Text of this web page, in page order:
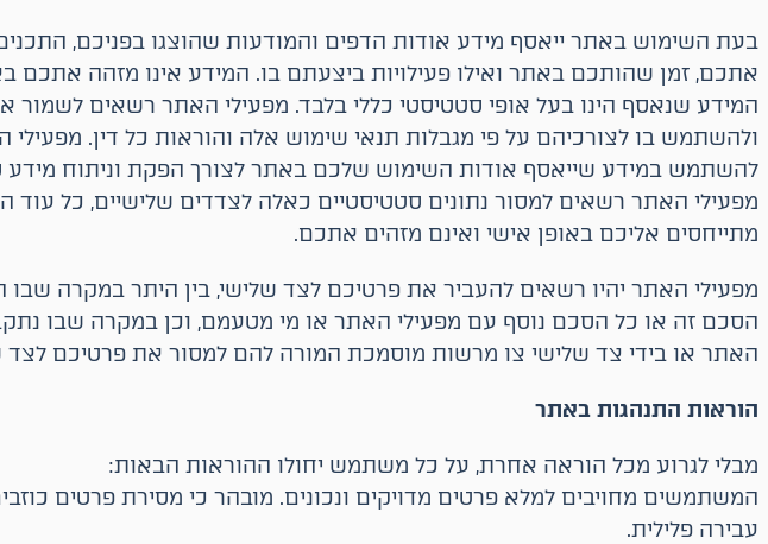
בעת השימוש באתר ייאסף מידע אודות הדפים והמודעות שהוצגו בפניכם, התכנים
אתכם, זמן שהותכם באתר ואילו פעילויות ביצעתם בו. המידע אינו מזהה אתכם
המידע שנאסף הינו בעל אופי סטטיסטי כללי בלבד. מפעילי האתר רשאים לשמור
ולהשתמש בו לצורכיהם על פי מגבלות תנאי שימוש אלה והוראות כל דין.
להשתמש במידע שייאסף אודות השימוש שלכם באתר לצורך הפקת וניתוח מידע
מפעילי האתר רשאים למסור נתונים סטטיסטיים כאלה לצדדים שלישיים, כל עוד
מתייחסים אליכם באופן אישי ואינם מזהים אתכם.
מפעילי האתר יהיו רשאים להעביר את פרטיכם לצד שלישי, בין היתר במקרה
הסכם זה או כל הסכם נוסף עם מפעילי האתר או מי מטעמם, וכן במקרה שבו
האתר או בידי צד שלישי צו מרשות מוסמכת המורה להם למסור את פרטיכם לצד
הוראות התנהגות באתר
מבלי לגרוע מכל הוראה אחרת, על כל משתמש יחולו ההוראות הבאות:
המשתמשים מחויבים למלא פרטים מדויקים ונכונים. מובהר כי מסירת פרטים
עבירה פלילית.